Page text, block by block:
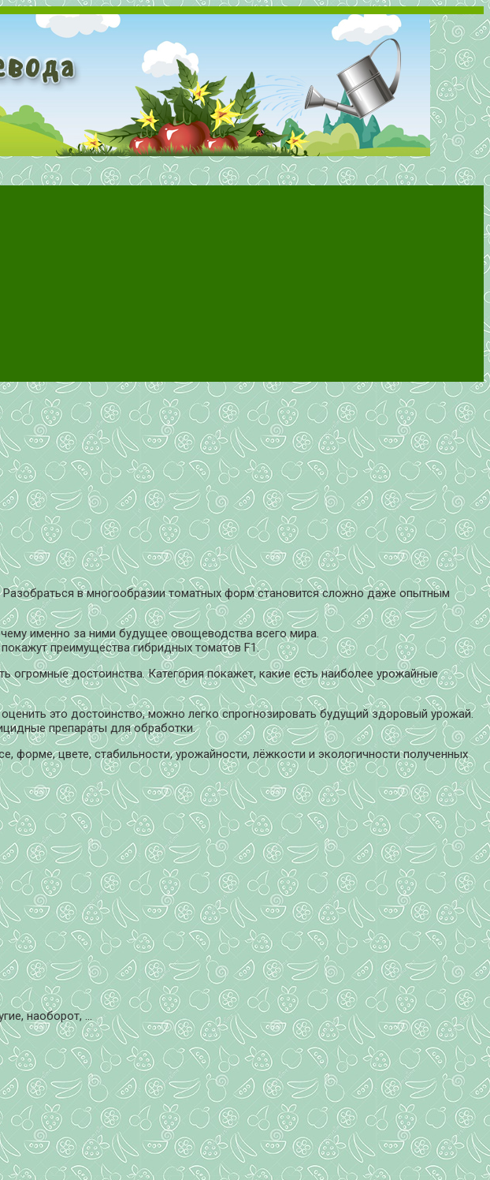
Разобраться в многообразии томатных форм становится сложно даже опытным
именно за ними будущее овощеводства всего мира.
преимущества гибридных томатов F1.
достоинства. Категория покажет, какие есть наиболее урожайные
это достоинство, можно легко спрогнозировать будущий здоровый урожай.
препараты для обработки.
цвете, стабильности, урожайности, лёжкости и экологичности полученных
наоборот, ...